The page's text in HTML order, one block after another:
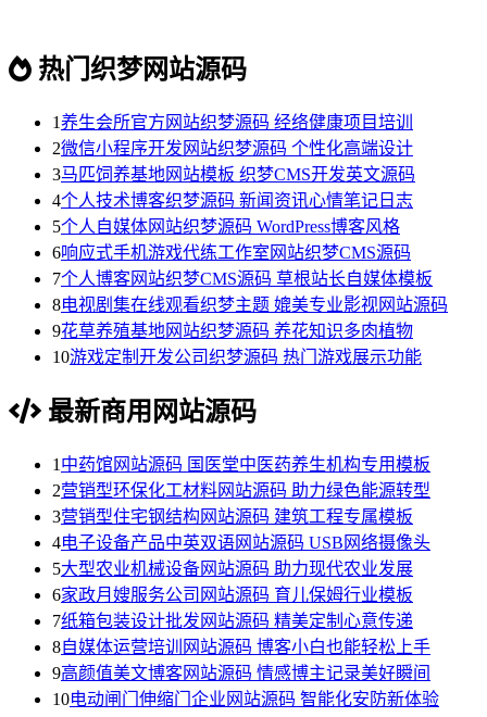
热门织梦网站源码
1养生会所官方网站织梦源码 经络健康项目培训
2微信小程序开发网站织梦源码 个性化高端设计
3马匹饲养基地网站模板 织梦CMS开发英文源码
4个人技术博客织梦源码 新闻资讯心情笔记日志
5个人自媒体网站织梦源码 WordPress博客风格
6响应式手机游戏代练工作室网站织梦CMS源码
7个人博客网站织梦CMS源码 草根站长自媒体模板
8电视剧集在线观看织梦主题 媲美专业影视网站源码
9花草养殖基地网站织梦源码 养花知识多肉植物
10游戏定制开发公司织梦源码 热门游戏展示功能
最新商用网站源码
1 中药馆网站源码 国医堂中医药养生机构专用模板
2营销型环保化工材料网站源码 助力绿色能源转型
3营销型住宅钢结构网站源码 建筑工程专属模板
4电子设备产品中英双语网站源码 USB网络摄像头
5大型农业机械设备网站源码 助力现代农业发展
6家政月嫂服务公司网站源码 育儿保姆行业模板
7纸箱包装设计批发网站源码 精美定制心意传递
8自媒体运营培训网站源码 博客小白也能轻松上手
9高颜值美文博客网站源码 情感博主记录美好瞬间
10电动闸门伸缩门企业网站源码 智能化安防新体验